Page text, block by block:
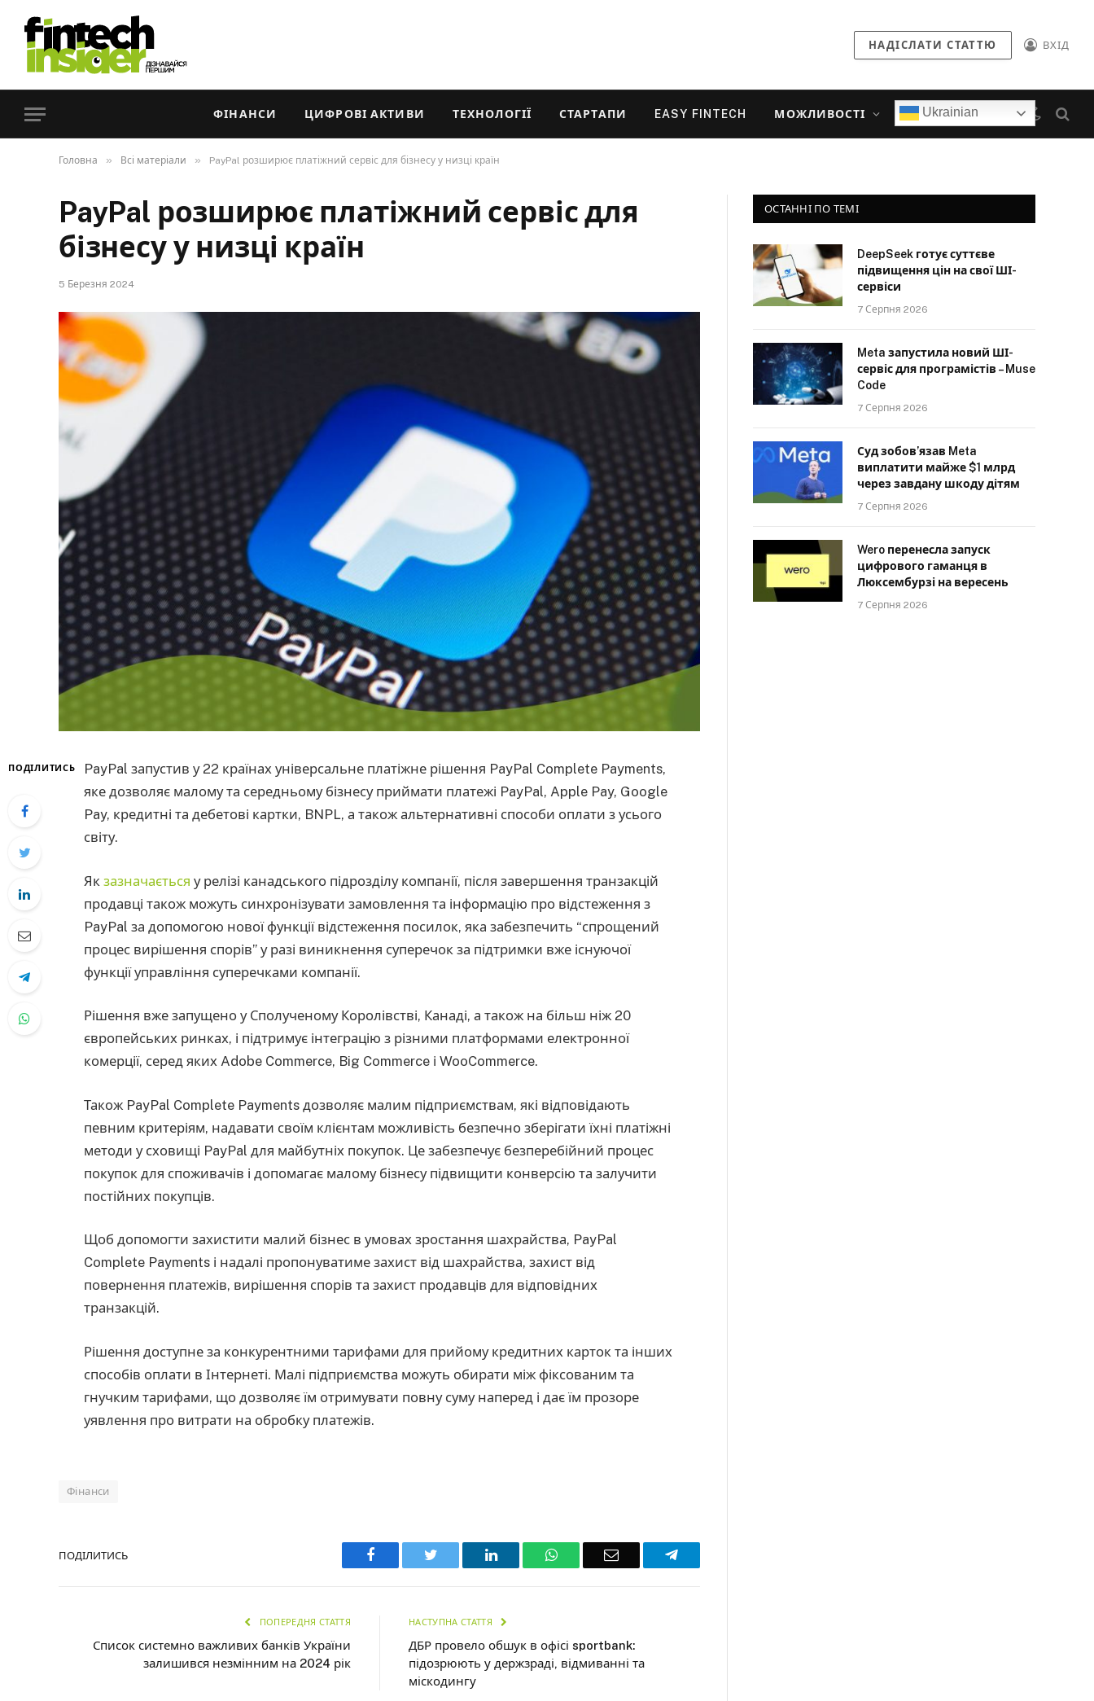
НАДІСЛАТИ СТАТТЮ ВХІД
ФІНАНСИ ЦИФРОВІ АКТИВИ ТЕХНОЛОГІЇ СТАРТАПИ EASY FINTECH МОЖЛИВОСТІ Ukrainian
Головна » Всі матеріали » PayPal розширює платіжний сервіс для бізнесу у низці країн
PayPal розширює платіжний сервіс для
бізнесу у низці країн
5 Березня 2024
ПОДІЛИТИСЬ
PayPal запустив у 22 країнах універсальне платіжне рішення PayPal Complete Payments,
яке дозволяє малому та середньому бізнесу приймати платежі PayPal, Apple Pay, Google
Pay, кредитні та дебетові картки, BNPL, а також альтернативні способи оплати з усього
світу.
Як зазначається у релізі канадського підрозділу компанії, після завершення транзакцій
продавці також можуть синхронізувати замовлення та інформацію про відстеження з
PayPal за допомогою нової функції відстеження посилок, яка забезпечить “спрощений
процес вирішення спорів” у разі виникнення суперечок за підтримки вже існуючої
функції управління суперечками компанії.
Рішення вже запущено у Сполученому Королівстві, Канаді, а також на більш ніж 20
європейських ринках, і підтримує інтеграцію з різними платформами електронної
комерції, серед яких Adobe Commerce, Big Commerce і WooCommerce.
Також PayPal Complete Payments дозволяє малим підприємствам, які відповідають
певним критеріям, надавати своїм клієнтам можливість безпечно зберігати їхні платіжні
методи у сховищі PayPal для майбутніх покупок. Це забезпечує безперебійний процес
покупок для споживачів і допомагає малому бізнесу підвищити конверсію та залучити
постійних покупців.
Щоб допомогти захистити малий бізнес в умовах зростання шахрайства, PayPal
Complete Payments і надалі пропонуватиме захист від шахрайства, захист від
повернення платежів, вирішення спорів та захист продавців для відповідних
транзакцій.
Рішення доступне за конкурентними тарифами для прийому кредитних карток та інших
способів оплати в Інтернеті. Малі підприємства можуть обирати між фіксованим та
гнучким тарифами, що дозволяє їм отримувати повну суму наперед і дає їм прозоре
уявлення про витрати на обробку платежів.
Фінанси
ПОДІЛИТИСЬ Facebook Twitter LinkedIn WhatsAppEmail Telegram
ПОПЕРЕДНЯ СТАТТЯ
Список системно важливих банків України
залишився незмінним на 2024 рік
НАСТУПНА СТАТТЯ
ДБР провело обшук в офісі sportbank:
підозрюють у держзраді, відмиванні та
міскодингу
ОСТАННІ ПО ТЕМІ
DeepSeek готує суттєве
підвищення цін на свої ШІ-
сервіси
7 Серпня 2026
Meta запустила новий ШІ-
сервіс для програмістів – Muse
Code
7 Серпня 2026
Суд зобов’язав Meta
виплатити майже $1 млрд
через завдану шкоду дітям
7 Серпня 2026
Wero перенесла запуск
цифрового гаманця в
Люксембурзі на вересень
7 Серпня 2026